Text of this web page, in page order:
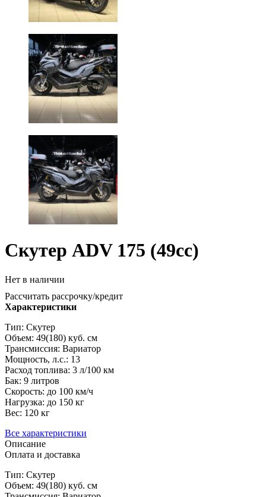
Скутер ADV 175 (49cc)
Нет в наличии
Рассчитать рассрочку/кредит
Характеристики
Тип: Скутер
Объем: 49(180) куб. см
Трансмиссия: Вариатор
Мощность, л.с.: 13
Расход топлива: 3 л/100 км
Бак: 9 литров
Скорость: до 100 км/ч
Нагрузка: до 150 кг
Вес: 120 кг
Все характеристики
Описание
Оплата и доставка
Тип: Скутер
Объем: 49(180) куб. см